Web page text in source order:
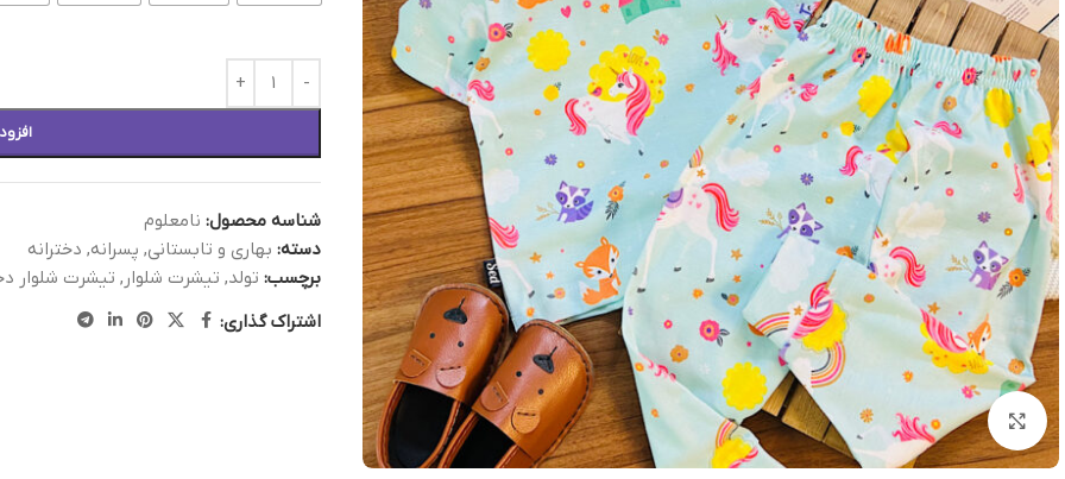
بزرگنمایی تصویر
شناسه محصول: نامعلوم
دسته: بهاری و تابستانی, پسرانه, دخترانه
برچسب: تولد, تیشرت شلوار , تیشرت شلوار
اشتراک گذاری: